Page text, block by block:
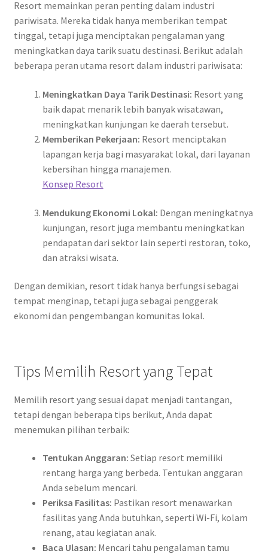
Resort memainkan peran penting dalam industri
pariwisata. Mereka tidak hanya memberikan tempat
tinggal, tetapi juga menciptakan pengalaman yang
meningkatkan daya tarik suatu destinasi. Berikut adalah
beberapa peran utama resort dalam industri pariwisata:
Meningkatkan Daya Tarik Destinasi: Resort yang
baik dapat menarik lebih banyak wisatawan,
meningkatkan kunjungan ke daerah tersebut.
Memberikan Pekerjaan: Resort menciptakan
lapangan kerja bagi masyarakat lokal, dari layanan
kebersihan hingga manajemen.
Konsep Resort
Mendukung Ekonomi Lokal: Dengan meningkatnya
kunjungan, resort juga membantu meningkatkan
pendapatan dari sektor lain seperti restoran, toko,
dan atraksi wisata.
Dengan demikian, resort tidak hanya berfungsi sebagai
tempat menginap, tetapi juga sebagai penggerak
ekonomi dan pengembangan komunitas lokal.
Tips Memilih Resort yang Tepat
Memilih resort yang sesuai dapat menjadi tantangan,
tetapi dengan beberapa tips berikut, Anda dapat
menemukan pilihan terbaik:
Tentukan Anggaran: Setiap resort memiliki
rentang harga yang berbeda. Tentukan anggaran
Anda sebelum mencari.
Periksa Fasilitas: Pastikan resort menawarkan
fasilitas yang Anda butuhkan, seperti Wi-Fi, kolam
renang, atau kegiatan anak.
Baca Ulasan: Mencari tahu pengalaman tamu